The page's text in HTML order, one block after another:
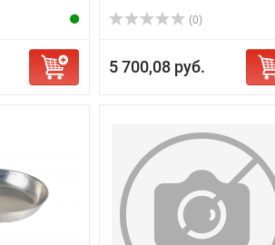
(0)
5 700,08 руб.